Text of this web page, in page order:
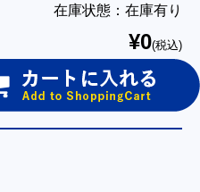
在庫状態：在庫有り
¥0(税込)